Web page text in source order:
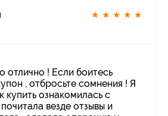
★ ★ ★ ★ ★
отлично ! Если боитесь
, отбросьте сомнения ! Я
купить ознакомилась с
везде отзывы и